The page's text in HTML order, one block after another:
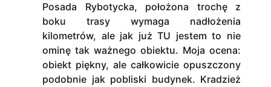
Posada Rybotycka, położona trochę z
boku trasy wymaga nadłożenia
kilometrów, ale jak już TU jestem to nie
ominę tak ważnego obiektu. Moja ocena:
obiekt piękny, ale całkowicie opuszczony
podobnie jak pobliski budynek. Kradzież